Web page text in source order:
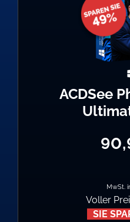
ACDSee
MwSt.
Voller
SIE